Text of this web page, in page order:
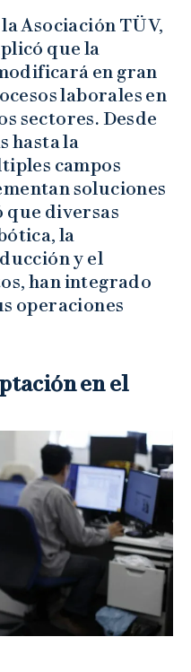
Asociación TÜV,
que la
en gran
laborales en
sectores. Desde
hasta la
campos
soluciones
que diversas
la
y el
han integrado
operaciones
en el